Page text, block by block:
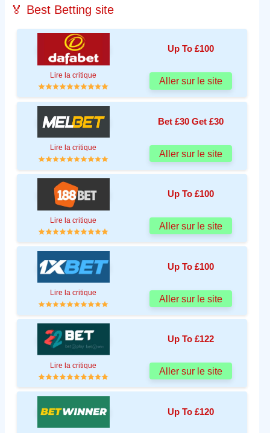
🏅 Best Betting site
Up To £100
Lire la critique
Aller sur le site
Bet £30 Get £30
Lire la critique
Aller sur le site
Up To £100
Lire la critique
Aller sur le site
Up To £100
Lire la critique
Aller sur le site
Up To £122
Lire la critique
Aller sur le site
Up To £120